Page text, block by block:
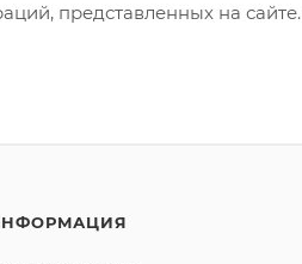
представленных на сайте.